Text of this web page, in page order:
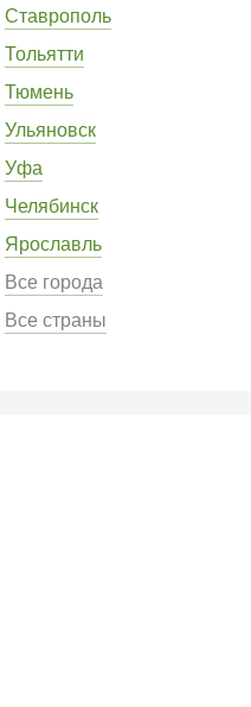
Ставрополь
Тольятти
Тюмень
Ульяновск
Уфа
Челябинск
Ярославль
Все города
Все страны